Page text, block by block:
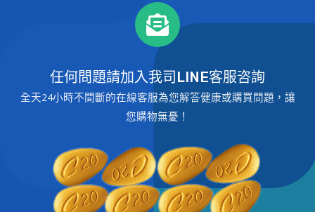
任何問題請加入我司LINE客服咨詢
全天24小時不間斷的在線客服為您解答健康或購買問題，讓
您購物無憂！